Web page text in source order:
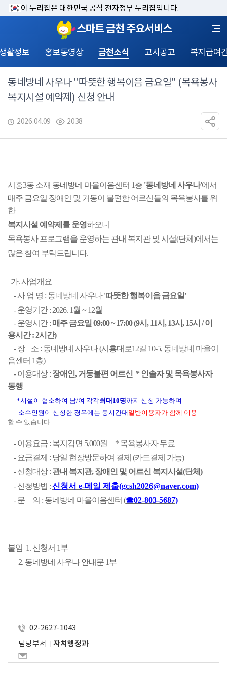
이 누리집은 대한민국 공식 전자정부 누리집입니다.
스마트 금천 주요서비스
활정보 홍보동영상 금천소식 고시공고 복지급여
동네방네 사우나 "따뜻한 행복이음 금요일" (목욕봉사
복지시설 예약제) 신청 안내
2026.04.09 2038
시흥3동 소재 동네방네 마을이음센터 1층 '동네방네 사우나'에서
매주 금요일 장애인 및 거동이 불편한 어르신들의 목욕봉사를 위
한
복지시설 예약제를 운영하오니
목욕봉사 프로그램을 운영하는 관내 복지관 및 시설(단체)에서는
많은 참여 부탁드립니다.
가. 사업개요
- 사 업 명 : 동네방네 사우나 '따뜻한 행복이음 금요일'
- 운영기간 : 2026. 1월 ~ 12월
- 운영시간 : 매주 금요일 09:00 ~ 17:00 (9시, 11시, 13시, 15시 / 이
용시간 : 2시간)
- 장    소 : 동네방네 사우나 (시흥대로12길 10-5, 동네방네 마을이
음센터 1층)
- 이용대상 : 장애인, 거동불편 어르신  * 인솔자 및 목욕봉사자
동행
*시설이 협소하여 남/여 각각최대 10명까지 신청 가능하며
소수인원이 신청한 경우에는 동시간대 일반이용자가 함께 이용
할 수 있습니다.
- 이용요금 : 복지감면 5,000원     * 목욕봉사자 무료
- 요금결제 : 당일 현장방문하여 결제 (카드결제 가능)
- 신청대상 : 관내 복지관, 장애인 및 어르신 복지시설(단체)
- 신청방법 : 신청서 e-메일 제출(gcsh2026@naver.com)
- 문     의 : 동네방네 마을이음센터 (☎02-803-5687)
붙임  1. 신청서 1부
2. 동네방네 사우나 안내문 1부
02-2627-1043
담당부서
자치행정과